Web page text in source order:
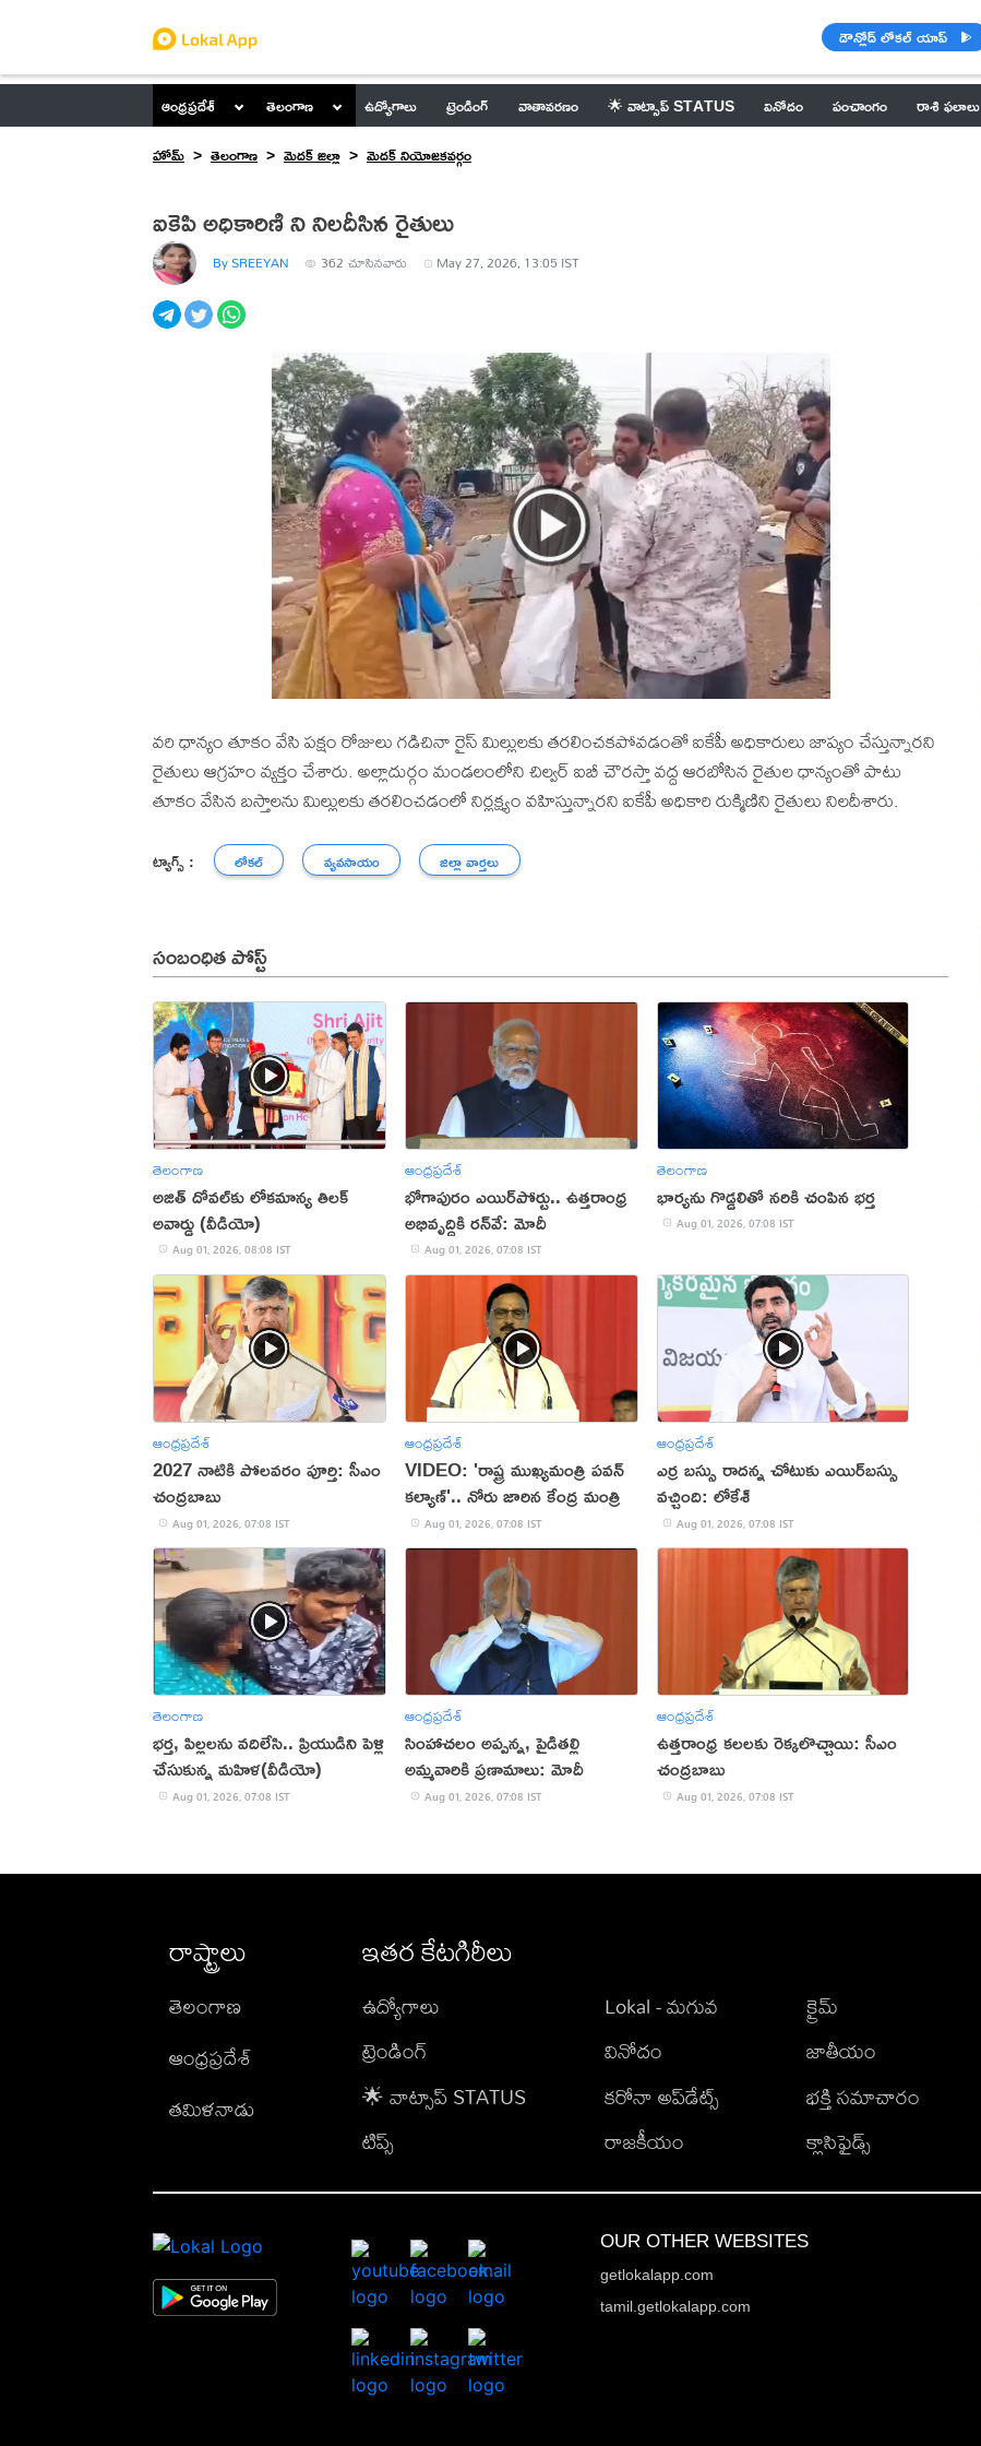
డౌన్లోడ్ లోకల్ యాప్
ఆంధ్రప్రదేశ్ తెలంగాణ ఉద్యోగాలు ట్రెండింగ్ వాతావరణం 🌟 వాట్సాప్ STATUS వినోదం పంచాంగం రాశి ఫలాలు
హోమ్
తెలంగాణ మెదక్ జిల్లా మెదక్ నియోజకవర్గం
ఐకెపి అధికారిణి ని నిలదీసిన రైతులు
By SREEYAN 362 చూసినవారు May 27, 2026, 13:05 IST
వరి ధాన్యం తూకం వేసి పక్షం రోజులు గడిచినా రైస్ మిల్లులకు తరలించకపోవడంతో ఐకేపీ అధికారులు జాప్యం చేస్తున్నారని
రైతులు ఆగ్రహం వ్యక్తం చేశారు. అల్లాదుర్గం మండలంలోని చిల్వర్ ఐబీ చౌరస్తా వద్ద ఆరబోసిన రైతుల ధాన్యంతో పాటు
తూకం వేసిన బస్తాలను మిల్లులకు తరలించడంలో నిర్లక్ష్యం వహిస్తున్నారని ఐకేపీ అధికారి రుక్మిణిని రైతులు నిలదీశారు.
ట్యాగ్స్ : లోకల్ వ్యవసాయం జిల్లా వార్తలు
సంబంధిత పోస్ట్
తెలంగాణ
అజిత్ దోవ‌ల్‌కు లోక‌మాన్య‌ తిల‌క్
అవార్డు (వీడియో)
Aug 01, 2026, 08:08 IST
ఆంధ్రప్రదేశ్
భోగాపురం ఎయిర్‌పోర్టు.. ఉత్తరాంధ్ర
అభివృద్ధికి రన్‌వే: మోదీ
Aug 01, 2026, 07:08 IST
తెలంగాణ
భార్యను గొడ్డలితో నరికి చంపిన భర్త
Aug 01, 2026, 07:08 IST
ఆంధ్రప్రదేశ్
2027 నాటికి పోలవరం పూర్తి: సీఎం
చంద్రబాబు
Aug 01, 2026, 07:08 IST
ఆంధ్రప్రదేశ్
VIDEO: 'రాష్ట్ర ముఖ్యమంత్రి పవన్
కల్యాణ్'.. నోరు జారిన కేంద్ర మంత్రి
Aug 01, 2026, 07:08 IST
ఆంధ్రప్రదేశ్
ఎర్ర బస్సు రాదన్న చోటుకు ఎయిర్‌బస్సు
వచ్చింది: లోకేశ్‌
Aug 01, 2026, 07:08 IST
తెలంగాణ
భర్త, పిల్లలను వదిలేసి.. ప్రియుడిని పెళ్లి
చేసుకున్న మహిళ(వీడియో)
Aug 01, 2026, 07:08 IST
ఆంధ్రప్రదేశ్
సింహాచలం అప్పన్న, పైడితల్లి
అమ్మవారికి ప్రణామాలు: మోదీ
Aug 01, 2026, 07:08 IST
ఆంధ్రప్రదేశ్
ఉత్తరాంధ్ర కలలకు రెక్కలొచ్చాయి: సీఎం
చంద్రబాబు
Aug 01, 2026, 07:08 IST
రాష్ట్రాలు
తెలంగాణ
ఆంధ్రప్రదేశ్
తమిళనాడు
ఇతర కేటగిరీలు
ఉద్యోగాలు
ట్రెండింగ్
🌟 వాట్సాప్ STATUS
టిప్స్
Lokal - మగువ
వినోదం
కరోనా అప్‌డేట్స్
రాజకీయం
క్రైమ్
జాతీయం
భక్తి సమాచారం
క్లాసిఫైడ్స్
OUR OTHER WEBSITES
getlokalapp.com
tamil.getlokalapp.com